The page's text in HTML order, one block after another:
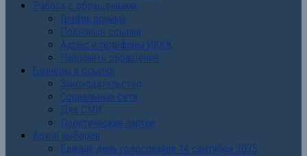
Работа с обращениями
График приема
Полезные ссылки
Адрес и телефоны ИККК
Направить обращение
Баннеры и ссылки
Законодательство
Социальные сети
Для СМИ
Политические партии
Архив выборов
Единый день голосования 14 сентября 2025